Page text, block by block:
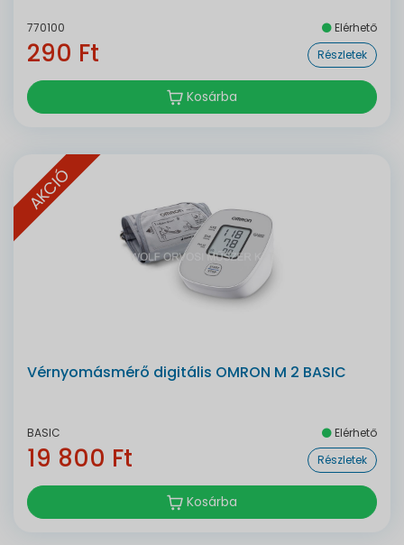
770100 Elérhető
290 Ft Részletek
Kosárba
AKCIÓ
Vérnyomásmérő digitális OMRON M 2 BASIC
BASIC Elérhető
19 800 Ft Részletek
Kosárba